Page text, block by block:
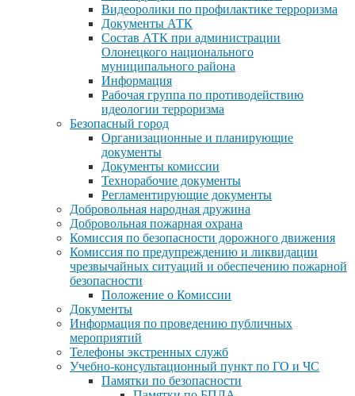
Видеоролики по профилактике терроризма
Документы АТК
Состав АТК при администрации
Олонецкого национального
муниципального района
Информация
Рабочая группа по противодействию
идеологии терроризма
Безопасный город
Организационные и планирующие
документы
Документы комиссии
Технорабочие документы
Регламентирующие документы
Добровольная народная дружина
Добровольная пожарная охрана
Комиссия по безопасности дорожного движения
Комиссия по предупреждению и ликвидации
чрезвычайных ситуаций и обеспечению пожарной
безопасности
Положение о Комиссии
Документы
Информация по проведению публичных
мероприятий
Телефоны экстренных служб
Учебно-консультационный пункт по ГО и ЧС
Памятки по безопасности